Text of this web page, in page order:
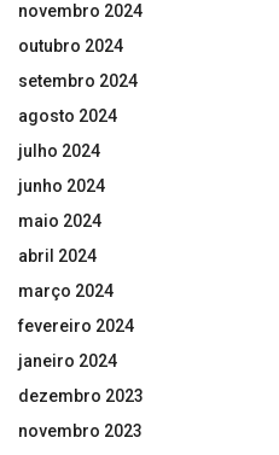
novembro 2024
outubro 2024
setembro 2024
agosto 2024
julho 2024
junho 2024
maio 2024
abril 2024
março 2024
fevereiro 2024
janeiro 2024
dezembro 2023
novembro 2023